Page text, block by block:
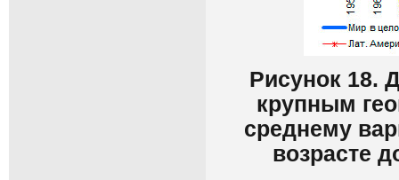
Рисунок 18.
крупным
среднему
возрасте